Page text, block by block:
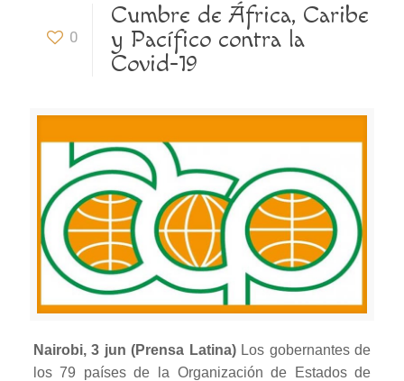
0
Cumbre de África, Caribe
y Pacífico contra la
Covid-19
Nairobi, 3 jun (Prensa Latina)Los gobernantes de
los 79 países de la Organización de Estados de